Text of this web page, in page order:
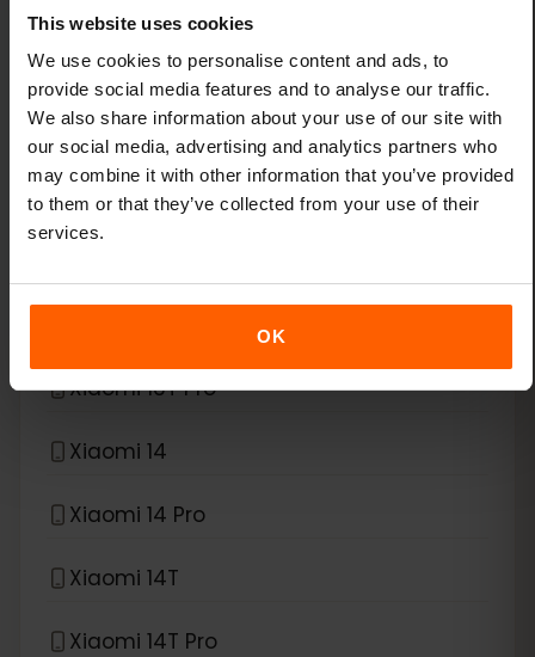
This website uses cookies
We use cookies to personalise content and ads, to
provide social media features and to analyse our traffic.
We also share information about your use of our site with
our social media, advertising and analytics partners who
may combine it with other information that you’ve provided
to them or that they’ve collected from your use of their
services.
OK
eSIM compatibile conXiaomi*
Xiaomi 12T Pro
Xiaomi 13
Xiaomi 13T Pro
Xiaomi 14
Xiaomi 14 Pro
Xiaomi 14T
Xiaomi 14T Pro